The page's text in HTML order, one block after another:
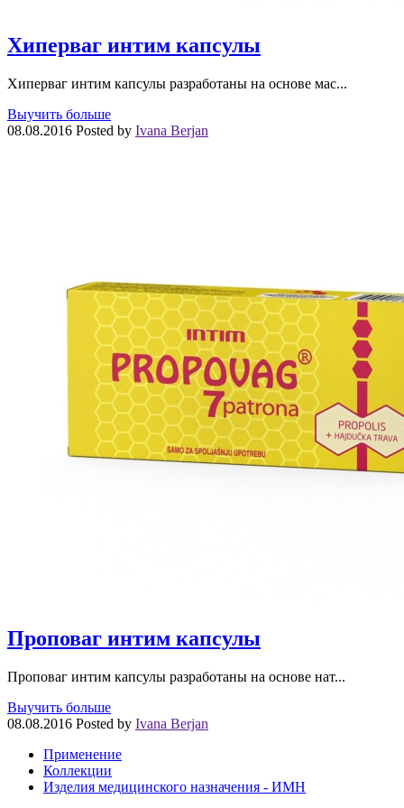
Хиперваг интим капсулы
Хиперваг интим капсулы разработаны на основе мас...
Выучить больше
08.08.2016 Posted by Ivana Berjan
Проповаг интим капсулы
Проповаг интим капсулы разработаны на основе нат...
Выучить больше
08.08.2016 Posted by Ivana Berjan
Применение
Коллекции
Изделия медицинского назначения - ИМН